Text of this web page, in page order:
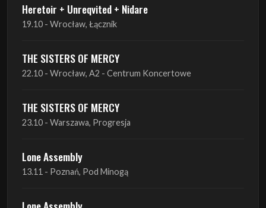
Heretoir + Unreqvited + Nidare
19.10 - Wrocław, Łącznik
THE SISTERS OF MERCY
22.10 - Wrocław, A2 - Centrum Koncertowe
THE SISTERS OF MERCY
23.10 - Warszawa, Progresja
Lone Assembly
13.11 - Poznań, Pod Minogą